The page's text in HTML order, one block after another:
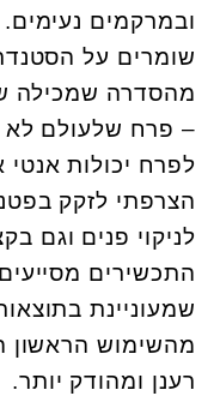
ובמרקמים
שומרים על
מהסדרה שמכילה
– פרח שלעולם לא
לפרח יכולות אנטי
הצרפתי לזקק
לניקוי פנים וגם
התכשירים
שמעוניינת
מהשימוש הראשון
רענן ומהודק יותר.